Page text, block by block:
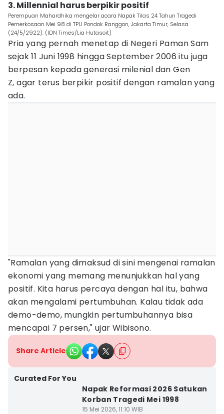
3. Millennial harus berpikir positif
Perempuan Mahardhika mengelar acara Napak Tilas 24 Tahun Tragedi
Pemerkosaan Mei 98 di TPU Pondok Ranggon, Jakarta Timur, Selasa
(24/5/2922). (IDN Times/Lia Hutasoit)
Pria yang pernah menetap di Negeri Paman Sam
sejak 11 Juni 1998 hingga September 2006 itu juga
berpesan kepada generasi milenial dan Gen
Z, agar terus berpikir positif dengan ramalan yang
ada.
"Ramalan yang dimaksud di sini mengenai ramalan
ekonomi yang memang menunjukkan hal yang
positif. Kita harus percaya dengan hal itu, bahwa
akan mengalami pertumbuhan. Kalau tidak ada
demo-demo, mungkin pertumbuhannya bisa
mencapai 7 persen," ujar Wibisono.
Share Article
Curated For You
Napak Reformasi 2026 Satukan
Korban Tragedi Mei 1998
15 Mei 2026, 11:10 WIB